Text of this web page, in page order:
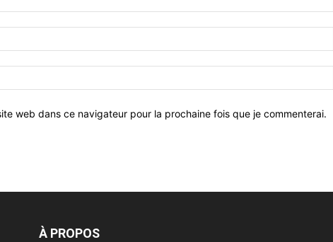
web dans ce navigateur pour la prochaine fois que je commenterai.
À PROPOS